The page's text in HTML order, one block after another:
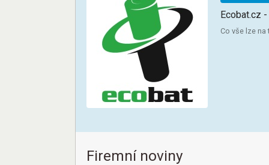
Ecobat.cz
Co vše lze
Firemní noviny